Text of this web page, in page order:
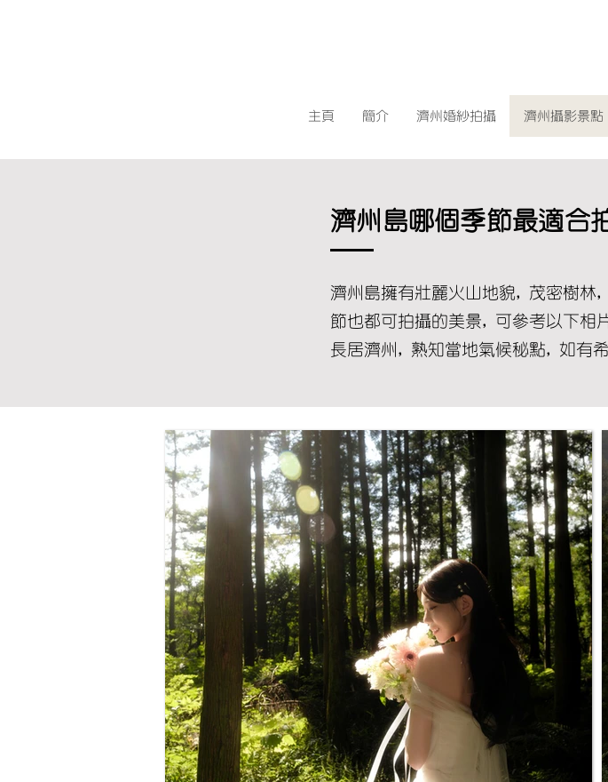
主頁 簡介 濟州婚紗拍攝 濟州攝影景點
濟州島哪個季節最適合
濟州島擁有壯麗火山地貌, 茂密樹
節也都可拍攝的美景, 可參考以下相
長居濟州, 熟知當地氣候秘點, 如有